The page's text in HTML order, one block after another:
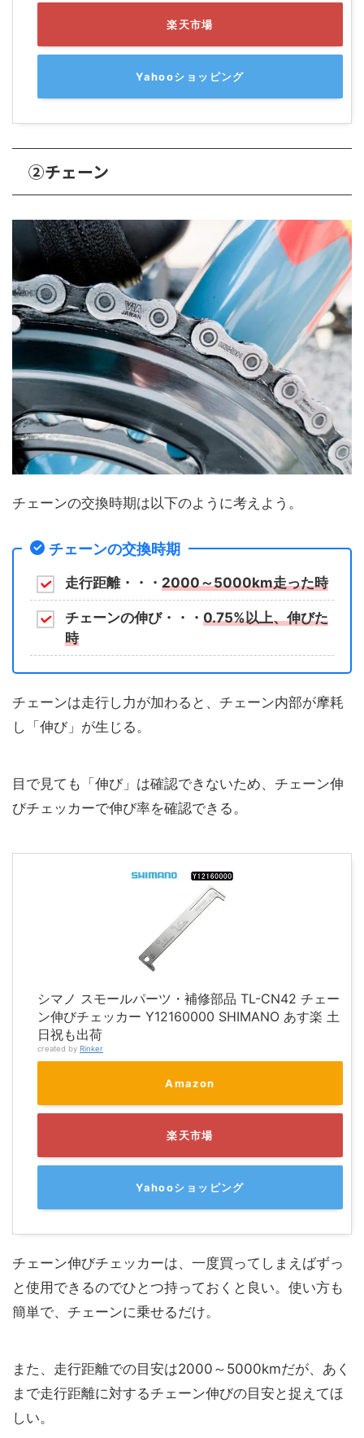
楽天市場
Yahooショッピング
②チェーン
チェーンの交換時期は以下のように考えよう。
チェーンの交換時期
走行距離・・・ 2000～5000km走った時
チェーンの伸び・・・ 0.75%以上、伸びた
時
チェーンは走行し力が加わると、チェーン内部が摩耗
し「伸び」が生じる。
目で見ても「伸び」は確認できないため、チェーン伸
びチェッカーで伸び率を確認できる。
シマノ スモールパーツ・補修部品 TL-CN42 チェー
ン伸びチェッカー Y12160000 SHIMANO あす楽 土
日祝も出荷
created by Rinker
Amazon
楽天市場
Yahooショッピング
チェーン伸びチェッカーは、一度買ってしまえばずっ
と使用できるのでひとつ持っておくと良い。使い方も
簡単で、チェーンに乗せるだけ。
また、走行距離での目安は2000～5000kmだが、あく
まで走行距離に対するチェーン伸びの目安と捉えてほ
しい。